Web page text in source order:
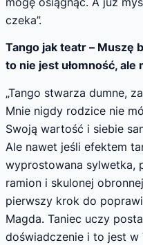
czeka”.
Tango jak teatr – Muszę
to nie jest ułomność, ale
„Tango stwarza dumne,
Mnie nigdy rodzice nie
Swoją wartość i siebie
Ale nawet jeśli efektem
wyprostowana sylwetka,
ramion i skulonej
pierwszy krok do
Magda. Taniec uczy
doświadczenie i to jest w